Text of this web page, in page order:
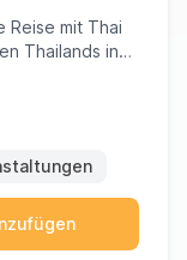
Reise mit Thai
Thailands in